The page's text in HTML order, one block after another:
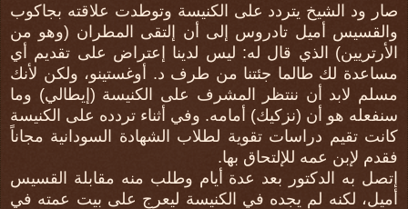
صار ود الشيخ يتردد على الكنيسة وتوطدت علاقته بجاكوب
والقسيس أميل تادروس إلى أن إلتقى المطران (وهو من
الأرتريين) الذي قال له: ليس لدينا إعتراض على تقديم أي
مساعدة لك طالما جئتنا من طرف د. أوغستينو، ولكن لأنك
مسلم لابد أن ننتظر المشرف على الكنيسة (إيطالي) وما
سنفعله هو أن (نزكيك) أمامه. وفي أثناء تردده على الكنيسة
كانت تقيم دراسات تقوية لطلاب الشهادة السودانية مجاناً
فقدم لإبن عمه للإلتحاق بها.
إتصل به الدكتور بعد عدة أيام وطلب منه مقابلة القسيس
أميل، لكنه لم يجده في الكنيسة ليعرج على بيت عمته في